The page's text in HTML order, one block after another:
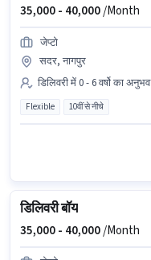
35,000 - 40,000/Month
जेप्टो
सदर, नागपुर
डिलिवरी में 0 - 6 वर्षो का अनुभव
Flexible 10वीं से नीचे
डिलिवरी बॉय
35,000 - 40,000/Month